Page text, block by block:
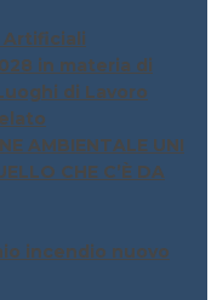
Artificiali
in materia di
di Lavoro
AMBIENTALE UNI
CHE C’È DA
incendio nuovo